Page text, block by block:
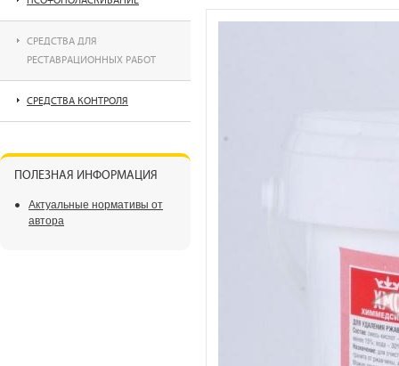
СРЕДСТВА ДЛЯ
РЕСТАВРАЦИОННЫХ РАБОТ
СРЕДСТВА КОНТРОЛЯ
ПОЛЕЗНАЯ ИНФОРМАЦИЯ
Актуальные нормативы от
автора